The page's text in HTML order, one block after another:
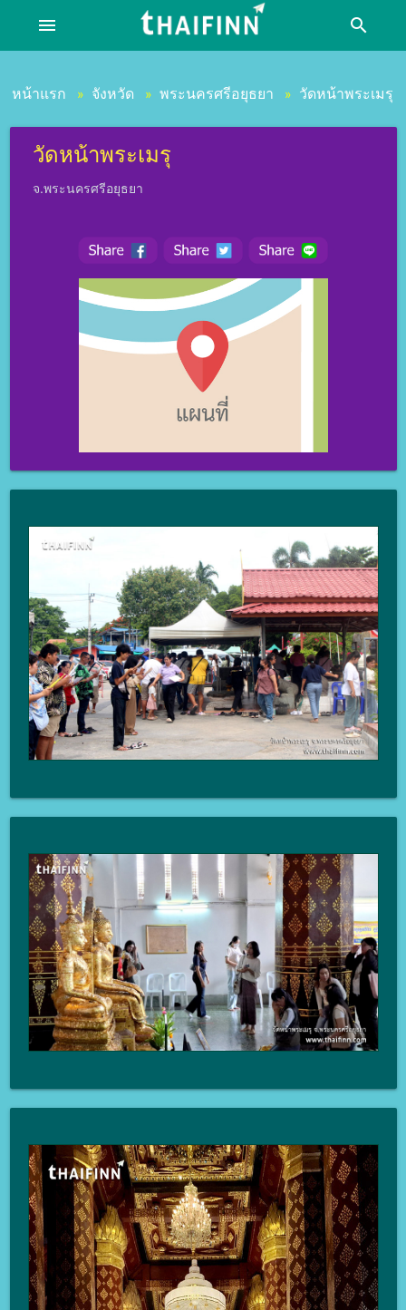
menu search
หน้าแรก » จังหวัด » พระนครศรีอยุธยา » วัดหน้าพระเมรุ
วัดหน้าพระเมรุ
จ.พระนครศรีอยุธยา